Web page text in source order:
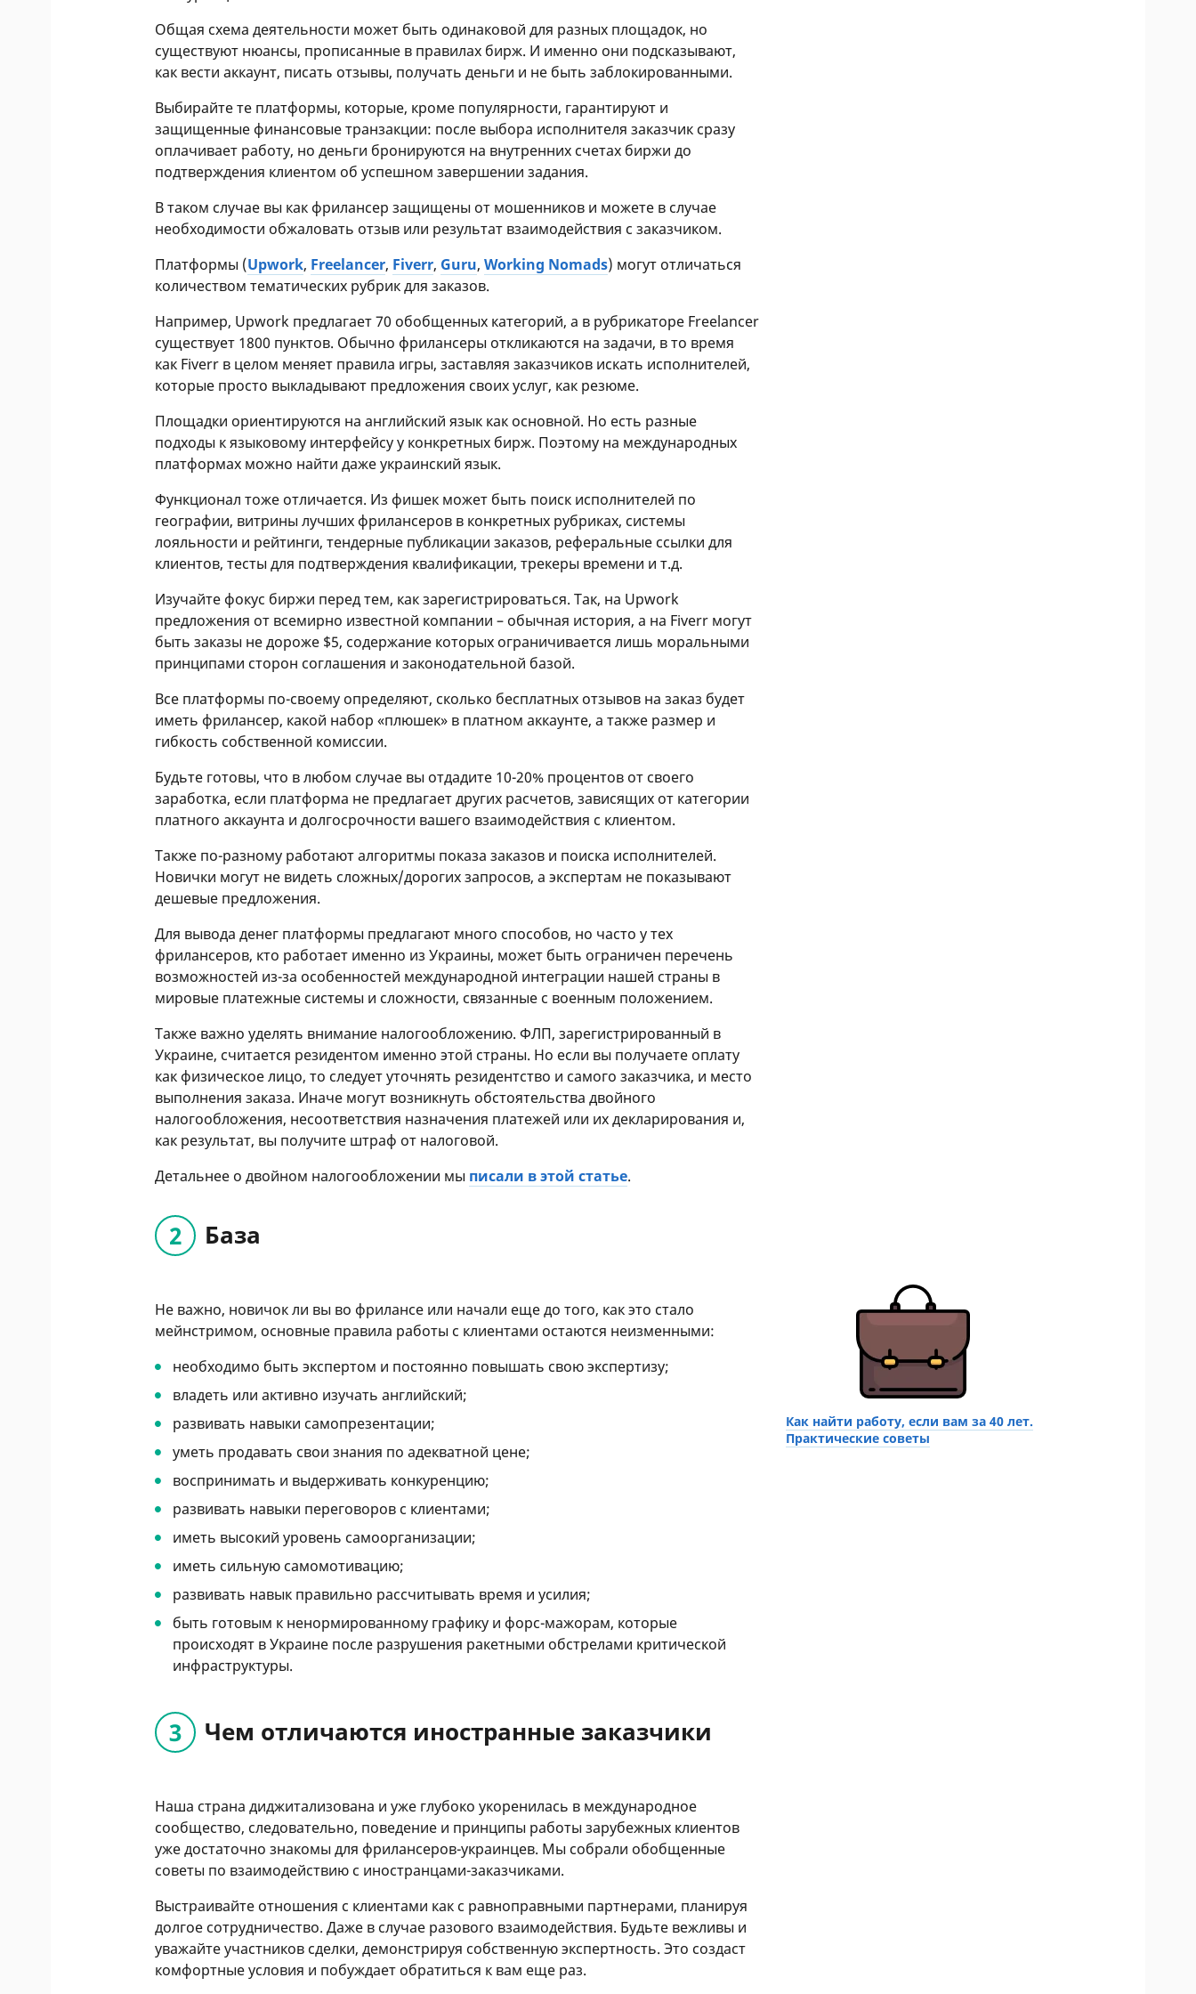
Общая схема деятельности может быть одинаковой для разных площадок, но
существуют нюансы, прописанные в правилах бирж. И именно они подсказывают,
как вести аккаунт, писать отзывы, получать деньги и не быть заблокированными.
Выбирайте те платформы, которые, кроме популярности, гарантируют и
защищенные финансовые транзакции: после выбора исполнителя заказчик сразу
оплачивает работу, но деньги бронируются на внутренних счетах биржи до
подтверждения клиентом об успешном завершении задания.
В таком случае вы как фрилансер защищены от мошенников и можете в случае
необходимости обжаловать отзыв или результат взаимодействия с заказчиком.
Платформы (Upwork, Freelancer, Fiverr, Guru,Working Nomads) могут отличаться
количеством тематических рубрик для заказов.
Например, Upwork предлагает 70 обобщенных категорий, а в рубрикаторе Freelancer
существует 1800 пунктов. Обычно фрилансеры откликаются на задачи, в то время
как Fiverr в целом меняет правила игры, заставляя заказчиков искать исполнителей,
которые просто выкладывают предложения своих услуг, как резюме.
Площадки ориентируются на английский язык как основной. Но есть разные
подходы к языковому интерфейсу у конкретных бирж. Поэтому на международных
платформах можно найти даже украинский язык.
Функционал тоже отличается. Из фишек может быть поиск исполнителей по
географии, витрины лучших фрилансеров в конкретных рубриках, системы
лояльности и рейтинги, тендерные публикации заказов, реферальные ссылки для
клиентов, тесты для подтверждения квалификации, трекеры времени и т.д.
Изучайте фокус биржи перед тем, как зарегистрироваться. Так, на Upwork
предложения от всемирно известной компании – обычная история, а на Fiverr могут
быть заказы не дороже $5, содержание которых ограничивается лишь моральными
принципами сторон соглашения и законодательной базой.
Все платформы по-своему определяют, сколько бесплатных отзывов на заказ будет
иметь фрилансер, какой набор «плюшек» в платном аккаунте, а также размер и
гибкость собственной комиссии.
Будьте готовы, что в любом случае вы отдадите 10-20% процентов от своего
заработка, если платформа не предлагает других расчетов, зависящих от категории
платного аккаунта и долгосрочности вашего взаимодействия с клиентом.
Также по-разному работают алгоритмы показа заказов и поиска исполнителей.
Новички могут не видеть сложных/дорогих запросов, а экспертам не показывают
дешевые предложения.
Для вывода денег платформы предлагают много способов, но часто у тех
фрилансеров, кто работает именно из Украины, может быть ограничен перечень
возможностей из-за особенностей международной интеграции нашей страны в
мировые платежные системы и сложности, связанные с военным положением.
Также важно уделять внимание налогообложению. ФЛП, зарегистрированный в
Украине, считается резидентом именно этой страны. Но если вы получаете оплату
как физическое лицо, то следует уточнять резидентство и самого заказчика, и место
выполнения заказа. Иначе могут возникнуть обстоятельства двойного
налогообложения, несоответствия назначения платежей или их декларирования и,
как результат, вы получите штраф от налоговой.
Детальнее о двойном налогообложении мы писали в этой статье.
База
Не важно, новичок ли вы во фрилансе или начали еще до того, как это стало
мейнстримом, основные правила работы с клиентами остаются неизменными:
необходимо быть экспертом и постоянно повышать свою экспертизу;
владеть или активно изучать английский;
развивать навыки самопрезентации;
уметь продавать свои знания по адекватной цене;
воспринимать и выдерживать конкуренцию;
развивать навыки переговоров с клиентами;
иметь высокий уровень самоорганизации;
иметь сильную самомотивацию;
развивать навык правильно рассчитывать время и усилия;
быть готовым к ненормированному графику и форс-мажорам, которые
происходят в Украине после разрушения ракетными обстрелами критической
инфраструктуры.
Как найти работу, если вам за 40 лет.
Практические советы
Чем отличаются иностранные заказчики
Наша страна диджитализована и уже глубоко укоренилась в международное
сообщество, следовательно, поведение и принципы работы зарубежных клиентов
уже достаточно знакомы для фрилансеров-украинцев. Мы собрали обобщенные
советы по взаимодействию с иностранцами-заказчиками.
Выстраивайте отношения с клиентами как с равноправными партнерами, планируя
долгое сотрудничество. Даже в случае разового взаимодействия. Будьте вежливы и
уважайте участников сделки, демонстрируя собственную экспертность. Это создаст
комфортные условия и побуждает обратиться к вам еще раз.